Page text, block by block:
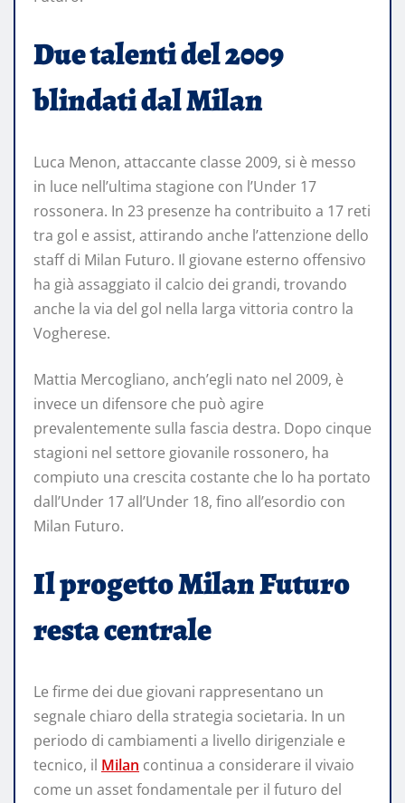
Due talenti del 2009
blindati dal Milan
Luca Menon, attaccante classe 2009, si è messo
in luce nell’ultima stagione con l’Under 17
rossonera. In 23 presenze ha contribuito a 17 reti
tra gol e assist, attirando anche l’attenzione dello
staff di Milan Futuro. Il giovane esterno offensivo
ha già assaggiato il calcio dei grandi, trovando
anche la via del gol nella larga vittoria contro la
Vogherese.
Mattia Mercogliano, anch’egli nato nel 2009, è
invece un difensore che può agire
prevalentemente sulla fascia destra. Dopo cinque
stagioni nel settore giovanile rossonero, ha
compiuto una crescita costante che lo ha portato
dall’Under 17 all’Under 18, fino all’esordio con
Milan Futuro.
Il progetto Milan Futuro
resta centrale
Le firme dei due giovani rappresentano un
segnale chiaro della strategia societaria. In un
periodo di cambiamenti a livello dirigenziale e
tecnico, il Milan continua a considerare il vivaio
come un asset fondamentale per il futuro del